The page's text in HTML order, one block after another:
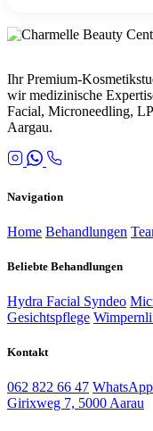
Ihr Premium-
wir medizinische
Facial, Microneedling,
Aargau.
Navigation
Home Behandlungen
Beliebte Behandlungen
Hydra Facial Syndeo
Gesichtspflege
Kontakt
062 822 66 47
Girixweg 7, 5000 Aarau